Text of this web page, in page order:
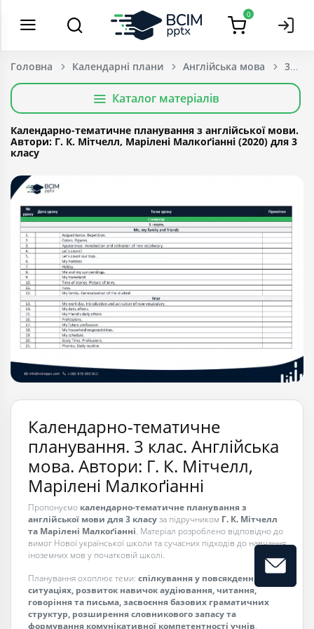
0
Головна Календарні плани Англійська мова 3
Каталог матеріалів
Календарно-тематичне планування з англійської мови.
Автори: Г. К. Мітчелл, Марілені Малкоґіанні (2020) для 3
класу
Календарно-тематичне
планування. 3 клас. Англійська
мова. Автори: Г. К. Мітчелл,
Марілені Малкоґіанні
Пропонуємо календарно-тематичне планування з
англійської мови для 3 класуза підручником Г. К. Мітчелл
та Марілені Малкоґіанні. Матеріал розроблено відповідно до
вимог Нової української школи та сучасних підходів до навчання
іноземних мов у початковій школі.
Планування охоплює теми: спілкування у повсякденних
ситуаціях, розвиток навичок аудіювання, читання,
говоріння та письма, засвоєння базових граматичних
структур, розширення словникового запасу та
формування комунікативної компетентності учнів.